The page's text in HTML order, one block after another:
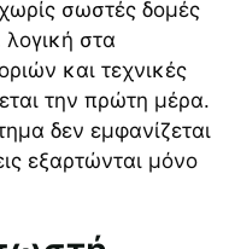
σωστές δομές
στα
και τεχνικές
την πρώτη μέρα.
δεν εμφανίζεται
εξαρτώνται μόνο